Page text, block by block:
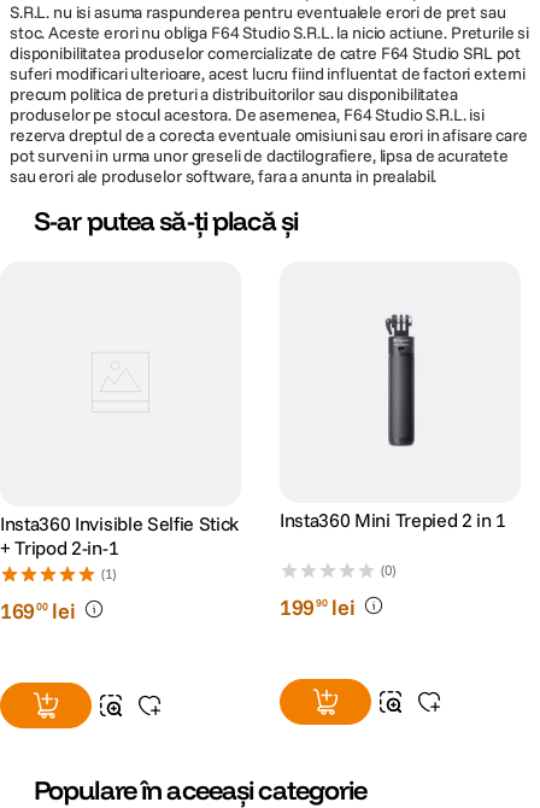
S.R.L. nu isi asuma raspunderea pentru eventualele erori de pret sau
stoc. Aceste erori nu obliga F64 Studio S.R.L. la nicio actiune. Preturile si
disponibilitatea produselor comercializate de catre F64 Studio SRL pot
suferi modificari ulterioare, acest lucru fiind influentat de factori externi
precum politica de preturi a distribuitorilor sau disponibilitatea
produselor pe stocul acestora. De asemenea, F64 Studio S.R.L. isi
rezerva dreptul de a corecta eventuale omisiuni sau erori in afisare care
pot surveni in urma unor greseli de dactilografiere, lipsa de acuratete
sau erori ale produselor software, fara a anunta in prealabil.
S-ar putea să-ți placă și
Insta360 Invisible Selfie Stick
+ Tripod 2-in-1
(1)
16900 lei
Insta360 Mini Trepied 2 in 1
(0)
19990 lei
Populare în aceeași categorie